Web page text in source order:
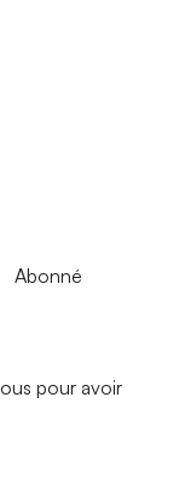
Abonné
pour avoir